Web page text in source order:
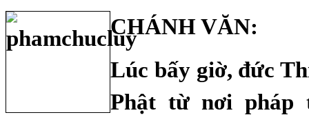
CHÁNH VĂN:
Lúc bấy giờ, đức
Phật từ nơi pháp